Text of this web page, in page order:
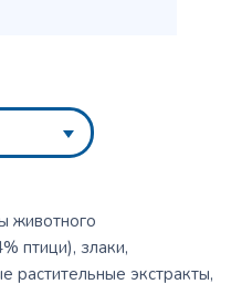
животного
птици), злаки,
растительные экстракты,